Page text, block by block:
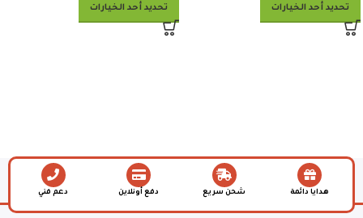
تحديد أحد الخيارات تحديد أحد الخيارات
هدايا دائمة شحن سريع دفع أونلاين دعم فني